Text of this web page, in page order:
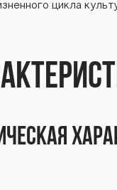
цикла